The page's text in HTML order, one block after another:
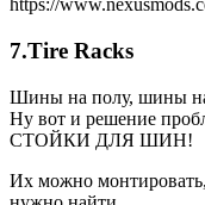
https://
7.Tire Racks
Шины на полу, шины на
Ну вот и решение
СТОЙКИ ДЛЯ ШИН!
Их можно